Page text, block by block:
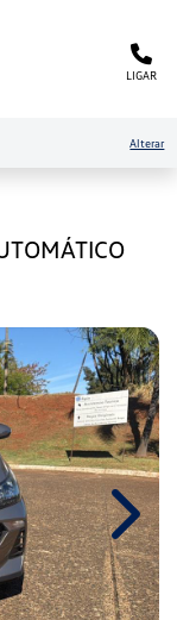
LIGAR
Alterar
Next